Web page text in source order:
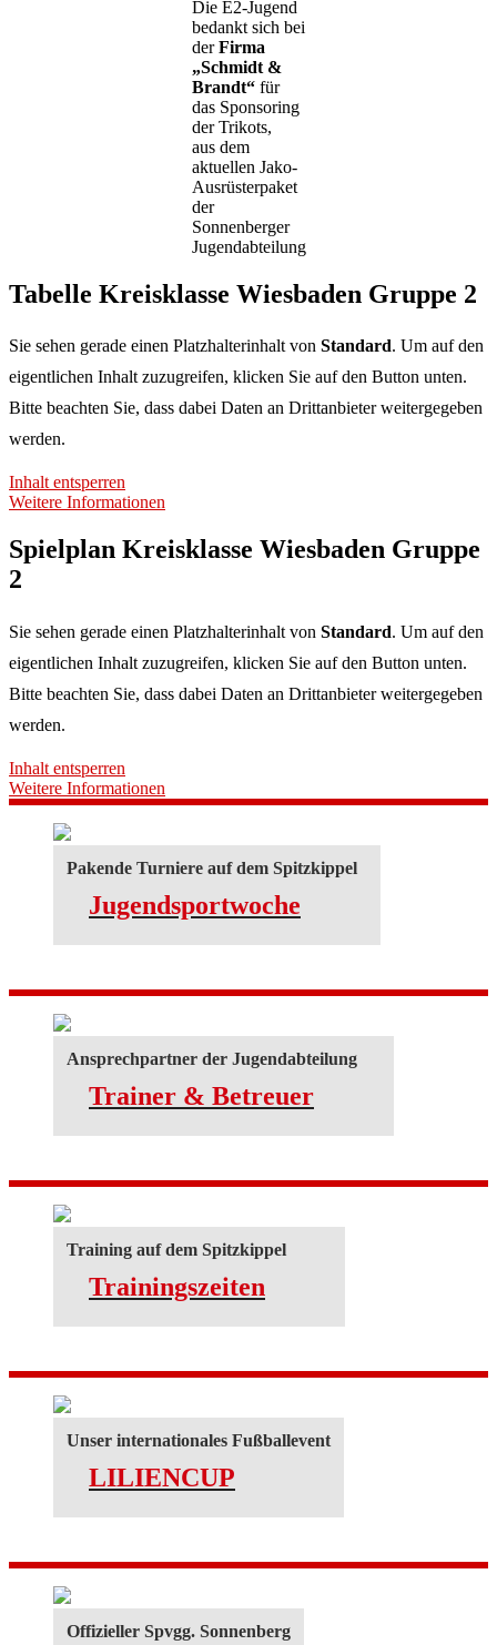
Die E2-Jugend
bedankt sich bei
derFirma
„Schmidt &
Brandt“für
das Sponsoring
der Trikots,
aus dem
aktuellen Jako-
Ausrüsterpaket
der
Sonnenberger
Jugendabteilung
Tabelle Kreisklasse Wiesbaden Gruppe 2
Sie sehen gerade einen Platzhalterinhalt von Standard. Um auf den
eigentlichen Inhalt zuzugreifen, klicken Sie auf den Button unten.
Bitte beachten Sie, dass dabei Daten an Drittanbieter weitergegeben
werden.
Inhalt entsperren
Weitere Informationen
Spielplan Kreisklasse Wiesbaden Gruppe
2
Sie sehen gerade einen Platzhalterinhalt von Standard. Um auf den
eigentlichen Inhalt zuzugreifen, klicken Sie auf den Button unten.
Bitte beachten Sie, dass dabei Daten an Drittanbieter weitergegeben
werden.
Inhalt entsperren
Weitere Informationen
Pakende Turniere auf dem Spitzkippel
Jugendsportwoche
Ansprechpartner der Jugendabteilung
Trainer & Betreuer
Training auf dem Spitzkippel
Trainingszeiten
Unser internationales Fußballevent
LILIENCUP
Offizieller Spvgg. Sonnenberg